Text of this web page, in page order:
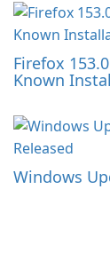
Firefox
Known
Windows